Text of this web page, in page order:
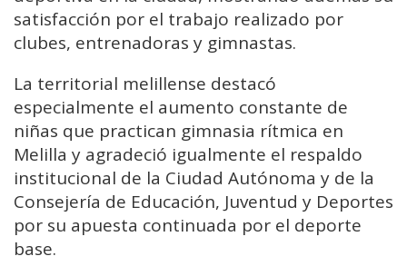
satisfacción por el trabajo realizado por
clubes, entrenadoras y gimnastas.
La territorial melillense destacó
especialmente el aumento constante de
niñas que practican gimnasia rítmica en
Melilla y agradeció igualmente el respaldo
institucional de la Ciudad Autónoma y de la
Consejería de Educación, Juventud y Deportes
por su apuesta continuada por el deporte
base.